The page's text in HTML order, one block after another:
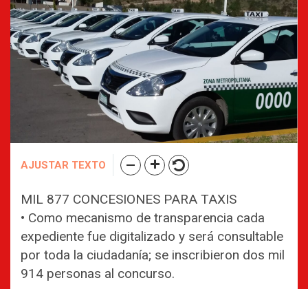
AJUSTAR TEXTO
MIL 877 CONCESIONES PARA TAXIS
• Como mecanismo de transparencia cada
expediente fue digitalizado y será consultable
por toda la ciudadanía; se inscribieron dos mil
914 personas al concurso.